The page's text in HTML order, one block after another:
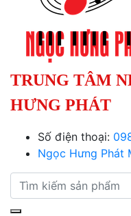
TRUNG TÂM
HƯNG PHÁT
Số điện thoại:
Ngọc Hưng Phát